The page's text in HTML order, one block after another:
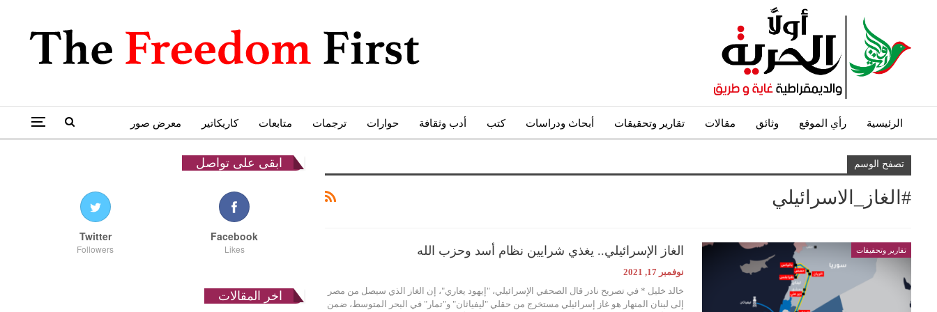
الرئيسية رأي الموقع وثائق مقالات تقارير وتحقيقات أبحاث ودراسات كتب أدب وثقافة حوارات ترجمات متابعات كاريكاتير معرض صور
تصفح الوسم
#الغاز_الاسرائيلي
تقارير وتحقيقات الغاز الإسرائيلي.. يغذي شرايين نظام أسد وحزب الله
نوفمبر 17, 2021
خالد خليل * في تصريح نادر قال الصحفي الإسرائيلي، "إيهود يعاري"، إن الغاز الذي سيصل من مصر
إلى لبنان المنهار هو غاز إسرائيلي مستخرج من حقلي "ليفياثان" و"تمار" في البحر المتوسط، ضمن
ابقى على تواصل
Facebook
Likes
Twitter
Followers
اخر المقالات